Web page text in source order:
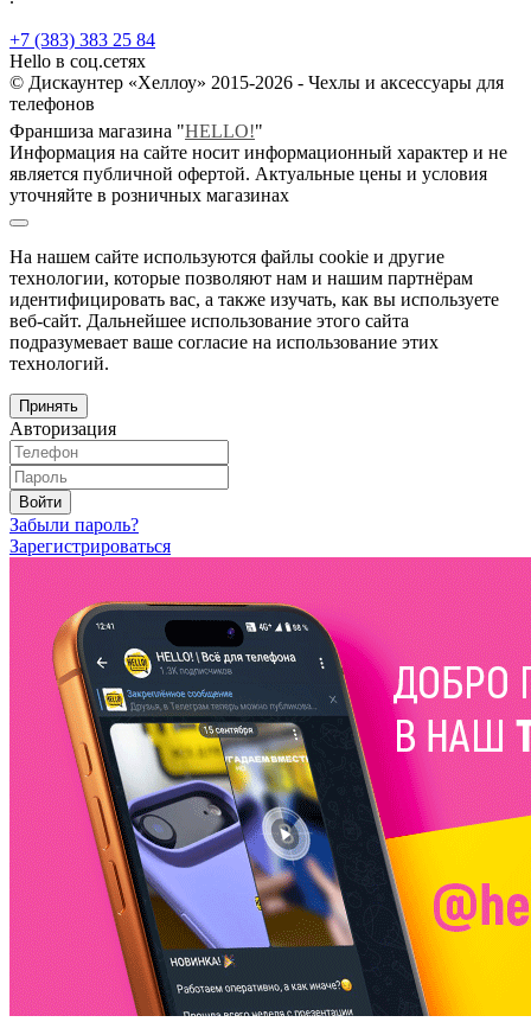
+7 (383) 383 25 84
Hello в соц.сетях
© Дискаунтер «Хеллоу» 2015-2026 - Чехлы и аксессуары для
телефонов
Франшиза магазина "HELLO!"
Информация на сайте носит информационный характер и не
является публичной офертой. Актуальные цены и условия
уточняйте в розничных магазинах
На нашем сайте используются файлы cookie и другие
технологии, которые позволяют нам и нашим партнёрам
идентифицировать вас, а также изучать, как вы используете
веб-сайт. Дальнейшее использование этого сайта
подразумевает ваше согласие на использование этих
технологий.
Принять
Авторизация
Войти
Забыли пароль?
Зарегистрироваться